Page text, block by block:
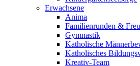
Erwachsene
Anima
Familienrunden &
Gymnastik
Katholische
Katholisches
Kreativ-Team